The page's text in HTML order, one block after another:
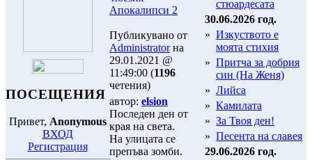
ПОСЕЩЕНИЯ
Привет, Anonymous
ВХОД
Регистрация
Апокалипси 2
Публикувано от
Administratorна
29.01.2021 @
11:49:00 (1196
четения)
автор: elsion
Последен ден от
края на света.
На улицата се
препъва зомби.
стюардесата
30.06.2026 год.
» Изкуството е
моята стихия
» Притча за добрия
син (На Женя)
» Лийса
» Камилата
» За Твоя ден!
» Песента на славея
29.06.2026 год.